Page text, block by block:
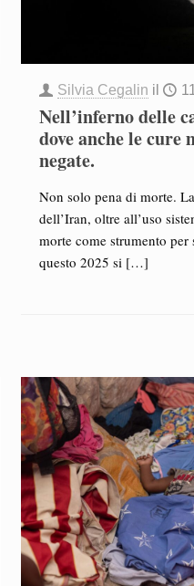
Silvia Cegalin il
Nell’inferno delle
dove anche le cure
negate.
Non solo pena di morte.
dell’Iran, oltre all’uso
morte come strumento
questo 2025 si[…]